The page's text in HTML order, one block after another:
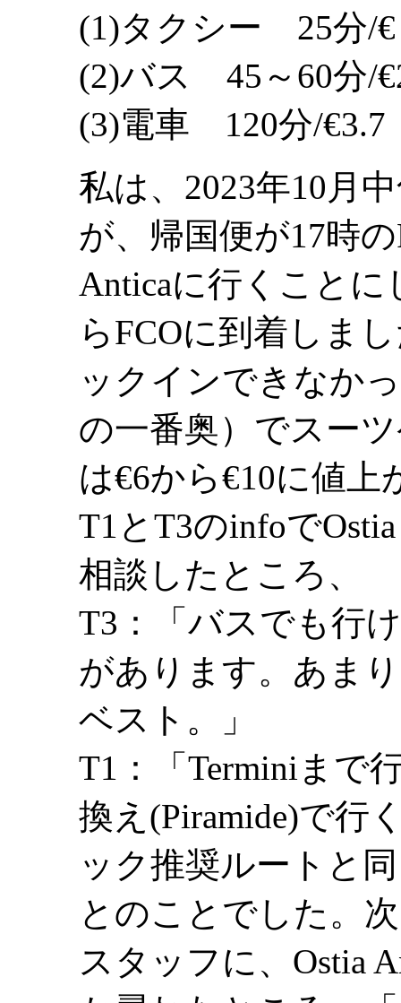
(1)タクシー 25分/€
(2)バス 45～60分/
(3)電車 120分/
私は、2023年10月
が、帰国便が17時
Anticaに行くこと
らFCOに到着しま
ックインできなか
の一番奥）でスー
は€6から€10に値
T1とT3のinfoで
相談したところ、
T3：「バスでも行
があります。あま
ベスト。」
T1：「Terminiまで
換え(Piramide)で行
ック推奨ルートと
とのことでした。
スタッフに、Ostia